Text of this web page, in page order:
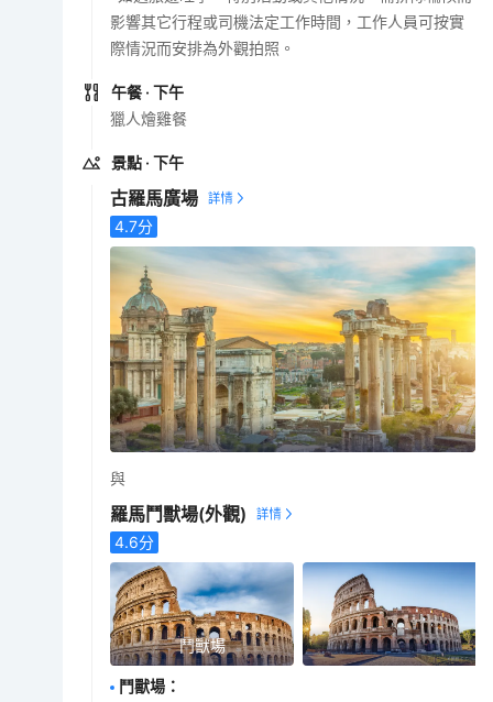
影響其它行程或司機法定工作時間，工作人員可按實
際情況而安排為外觀拍照。
午餐 · 下午
獵人燴雞餐
景點 · 下午
古羅馬廣場
4.7分
與
羅馬鬥獸場(外觀)
4.6分
鬥獸場
鬥獸場 ：